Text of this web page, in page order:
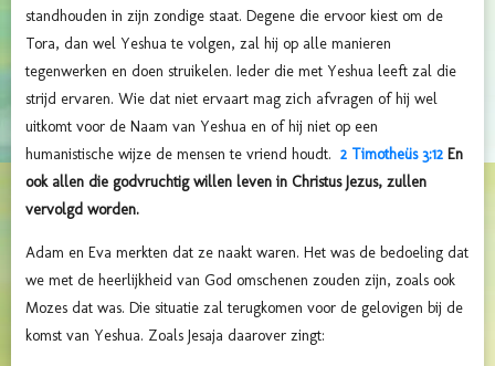
standhouden in zijn zondige staat. Degene die ervoor kiest om de
Tora, dan wel Yeshua te volgen, zal hij op alle manieren
tegenwerken en doen struikelen. Ieder die met Yeshua leeft zal die
strijd ervaren. Wie dat niet ervaart mag zich afvragen of hij wel
uitkomt voor de Naam van Yeshua en of hij niet op een
humanistische wijze de mensen te vriend houdt. 2 Timotheüs 3:12 En
ook allen die godvruchtig willen leven in Christus Jezus, zullen
vervolgd worden.
Adam en Eva merkten dat ze naakt waren. Het was de bedoeling dat
we met de heerlijkheid van God omschenen zouden zijn, zoals ook
Mozes dat was. Die situatie zal terugkomen voor de gelovigen bij de
komst van Yeshua. Zoals Jesaja daarover zingt: